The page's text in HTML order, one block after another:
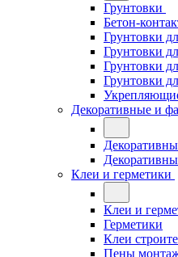
Грунтовки
Бетон-
Грунтовки
Грунтовки
Грунтовки
Грунтовки
Декоративные и
Клеи и герметики
Клеи и
Герметики
Клеи
Пены